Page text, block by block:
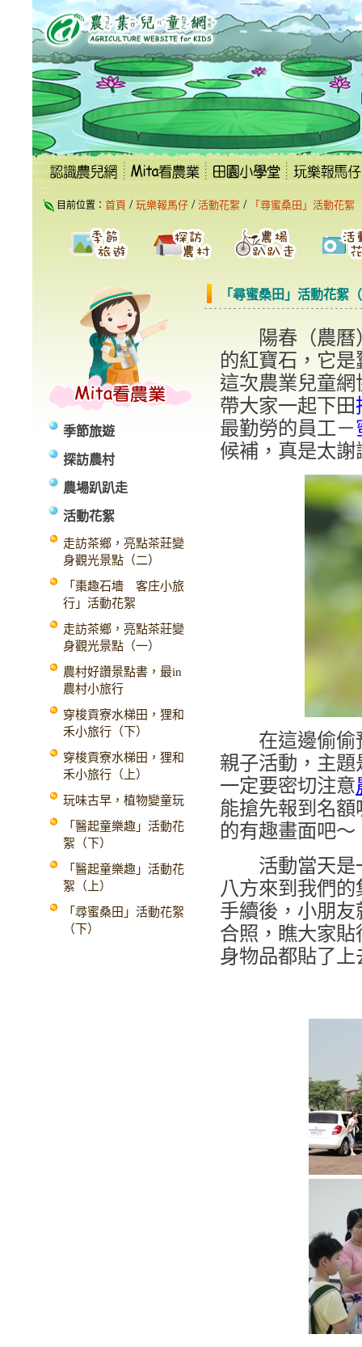
跳
到
要
內
容
區
塊
:::
目前位置： 首頁 / 玩樂報馬仔 / 活動花絮 / 「尋蜜桑田」活動花絮
:::
季節旅遊
探訪農村
農場趴趴走
活動花絮
走訪茶鄉，亮點茶莊變
身觀光景點（二）
「棗趣石墻 客庄小旅
行」活動花絮
走訪茶鄉，亮點茶莊變
身觀光景點（一）
農村好讚景點書，最in
農村小旅行
穿梭貢寮水梯田，狸和
禾小旅行（下）
穿梭貢寮水梯田，狸和
禾小旅行（上）
玩味古早，植物變童玩
「醫起童樂趣」活動花
絮（下）
「醫起童樂趣」活動花
絮（上）
「尋蜜桑田」活動花絮
（下）
「尋蜜桑田」活動花絮
陽春（農曆）
的紅寶石，它
這次農業兒童網
帶大家一起下田
最勤勞的員工－
候補，真是太
在這邊偷偷
親子活動，主題
一定要密切注意
能搶先報到名
的有趣畫面吧～
活動當天是一
八方來到我們
手續後，小朋
合照，瞧大家
身物品都貼了